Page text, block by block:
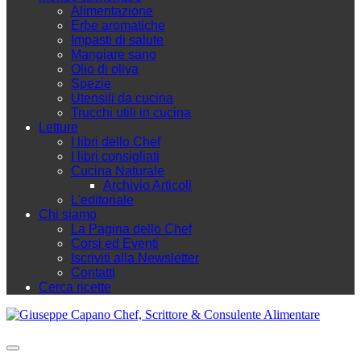
Alimentazione
Erbe aromatiche
Impasti di salute
Mangiare sano
Olio di oliva
Spezie
Utensili da cucina
Trucchi utili in cucina
Letture
I libri dello Chef
I libri consigliati
Cucina Naturale
Archivio Articoli
L'editoriale
Chi siamo
La Pagina dello Chef
Corsi ed Eventi
Iscriviti alla Newsletter
Contatti
Cerca ricette